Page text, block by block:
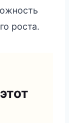
роста.